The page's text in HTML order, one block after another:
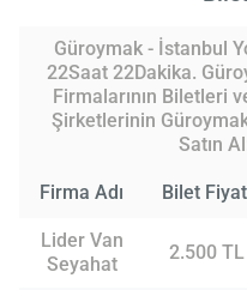
Güroymak - İstanbul
22Saat 22Dakika.
Firmalarının Biletleri
Şirketlerinin
Satın
Firma Adı Bilet
Lider Van
Seyahat
2.500 TL